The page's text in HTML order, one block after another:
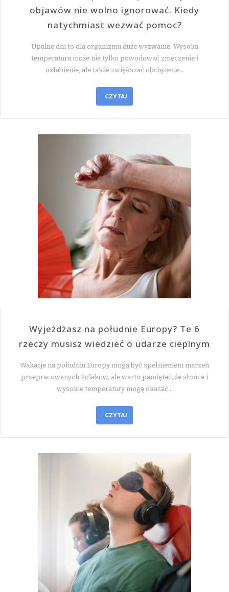
objawów nie wolno ignorować. Kiedy
natychmiast wezwać pomoc?
Upalne dni to dla organizmu duże wyzwanie. Wysoka
temperatura może nie tylko powodować zmęczenie i
osłabienie, ale także zwiększać obciążenie…
CZYTAJ
Wyjeżdżasz na południe Europy? Te 6
rzeczy musisz wiedzieć o udarze cieplnym
Wakacje na południu Europy mogą być spełnieniem marzeń
przepracowanych Polaków, ale warto pamiętać, że słońce i
wysokie temperatury mogą okazać…
CZYTAJ